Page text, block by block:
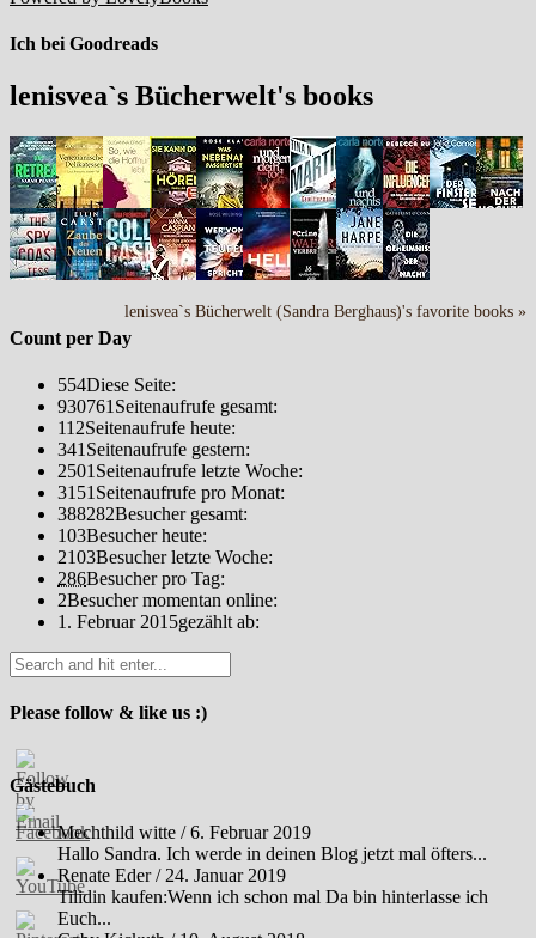
Ich bei Goodreads
lenisvea`s Bücherwelt's books
lenisvea`s Bücherwelt (Sandra Berghaus)'s favorite books »
Count per Day
554Diese Seite:
930761 Seitenaufrufe gesamt:
112Seitenaufrufe heute:
341 Seitenaufrufe gestern:
2501 Seitenaufrufe letzte Woche:
3151 Seitenaufrufe pro Monat:
388282Besucher gesamt:
103Besucher heute:
2103Besucher letzte Woche:
286Besucher pro Tag:
2Besucher momentan online:
1. Februar 2015gezählt ab:
Please follow & like us :)
Gästebuch
Mechthild witte /6. Februar 2019
Hallo Sandra. Ich werde in deinen Blog jetzt mal öfters...
Renate Eder/ 24. Januar 2019
Tilidin kaufen:Wenn ich schon mal Da bin hinterlasse ich
Euch...